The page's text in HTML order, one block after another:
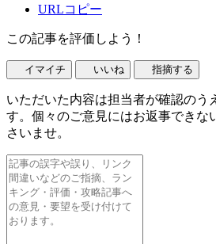
URLコピー
この記事を評価しよう！
イマイチ いいね 指摘する
いただいた内容は担当者が確認のう
す。個々のご意見にはお返事できな
さいませ。